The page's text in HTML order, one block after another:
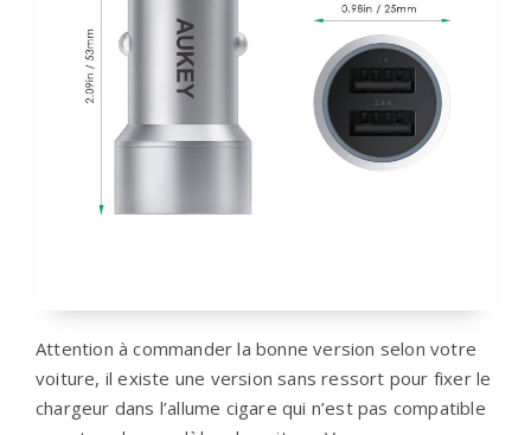
Attention à commander la bonne version selon votre
voiture, il existe une version sans ressort pour fixer le
chargeur dans l’allume cigare qui n’est pas compatible